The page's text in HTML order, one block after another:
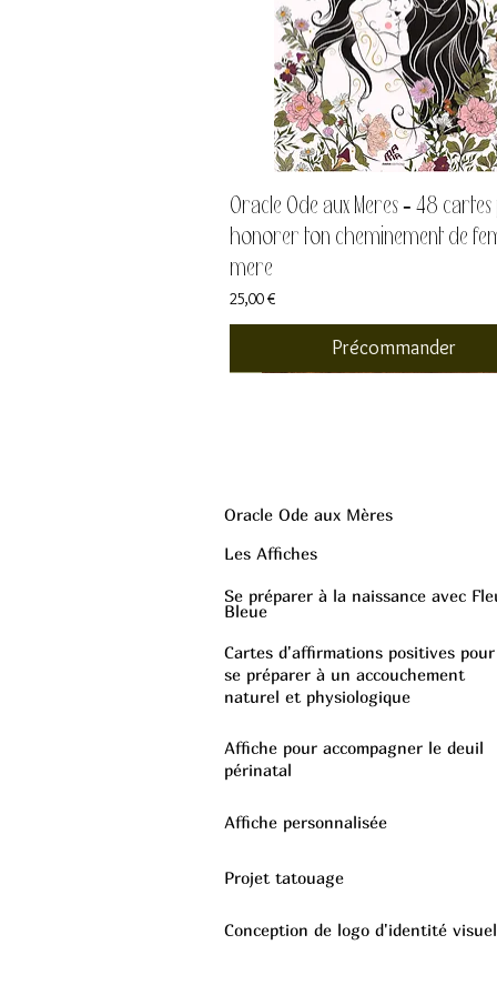
Oracle Ode aux Mères - 48
honorer ton cheminement de
mère
Prix
25,00 €
Précommander
Personnalisation Mère sorcière
À partir de
Prix promotionnel
Ajouter au panier
Affiche Mère engagée
À partir de
Prix promotionnel
Ajouter au panier
Affiche Mère suffisante
À partir de
Prix promotionnel
Ajouter au panier
Affiche Mère à chat(s)
À partir de
Prix promotionnel
Ajouter au panier
Fille de la Terre
À partir de
Prix promotionnel
Ajouter au panier
Oracle Ode aux Mères
Les Affiches
Se préparer à la naissance avec
Bleue
Cartes d'affirmations positives pour
se préparer à un accouchement
naturel et physiologique
Affiche pour accompagner le deuil
périnatal
Affiche personnalisée
Projet tatouage
Conception de logo d'identité